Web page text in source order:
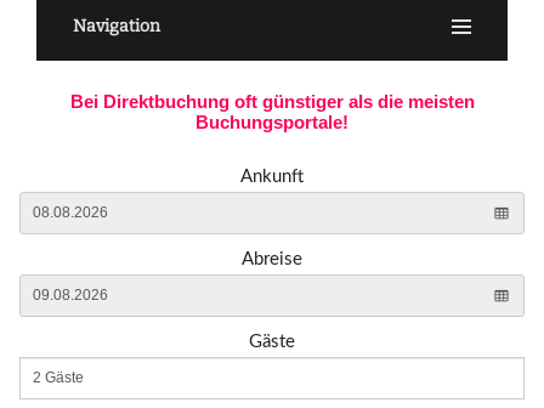
Navigation
Bei Direktbuchung oft günstiger als die meisten
Buchungsportale!
Ankunft
Abreise
Gäste